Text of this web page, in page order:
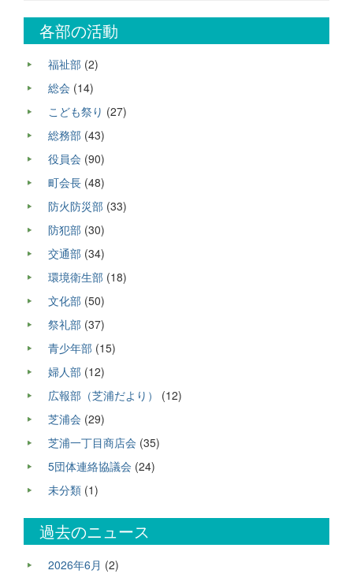
各部の活動
福祉部 (2)
総会 (14)
こども祭り (27)
総務部 (43)
役員会 (90)
町会長 (48)
防火防災部 (33)
防犯部 (30)
交通部 (34)
環境衛生部 (18)
文化部 (50)
祭礼部 (37)
青少年部 (15)
婦人部 (12)
広報部（芝浦だより）
(12)
芝浦会 (29)
芝浦一丁目商店会 (35)
5団体連絡協議会 (24)
未分類 (1)
過去のニュース
2026年6月 (2)